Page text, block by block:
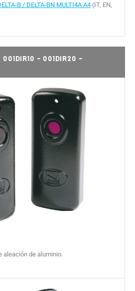
B / DELTA-BN MULTI4A A4 (IT, EN,
- 001DIR20 -
aleación de aluminio.